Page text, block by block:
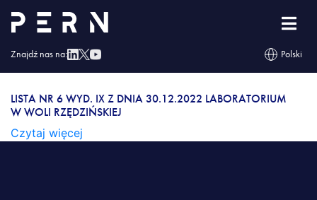
Znajdź nas na: Polski
Lista nr 6 wyd. IX z dnia 30.12.2022 Laboratorium
w Woli Rzędzińskiej
LISTA NR 6 WYD. IX Z DNIA 30.12.2022
LABORATORIUM W WOLI RZĘDZIŃSKIEJ
LISTA NR 6 WYD. IX Z DNIA 30.12.2022 LABORATORIUM
W WOLI RZĘDZIŃSKIEJ
Czytaj więcej